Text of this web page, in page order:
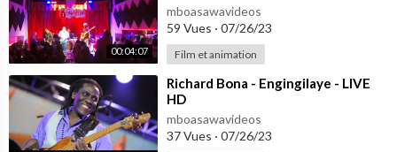
00:04:07
mboasawavideos
59 Vues · 07/26/23
Film et animation
⁣Richard Bona - Engingilaye - LIVE
HD
mboasawavideos
37 Vues · 07/26/23